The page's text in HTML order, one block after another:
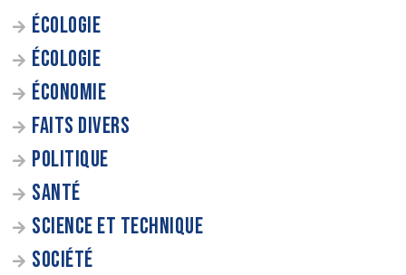
ÉCOLOGIE
ÉCOLOGIE
ÉCONOMIE
FAITS DIVERS
POLITIQUE
SANTÉ
SCIENCE ET TECHNIQUE
SOCIÉTÉ